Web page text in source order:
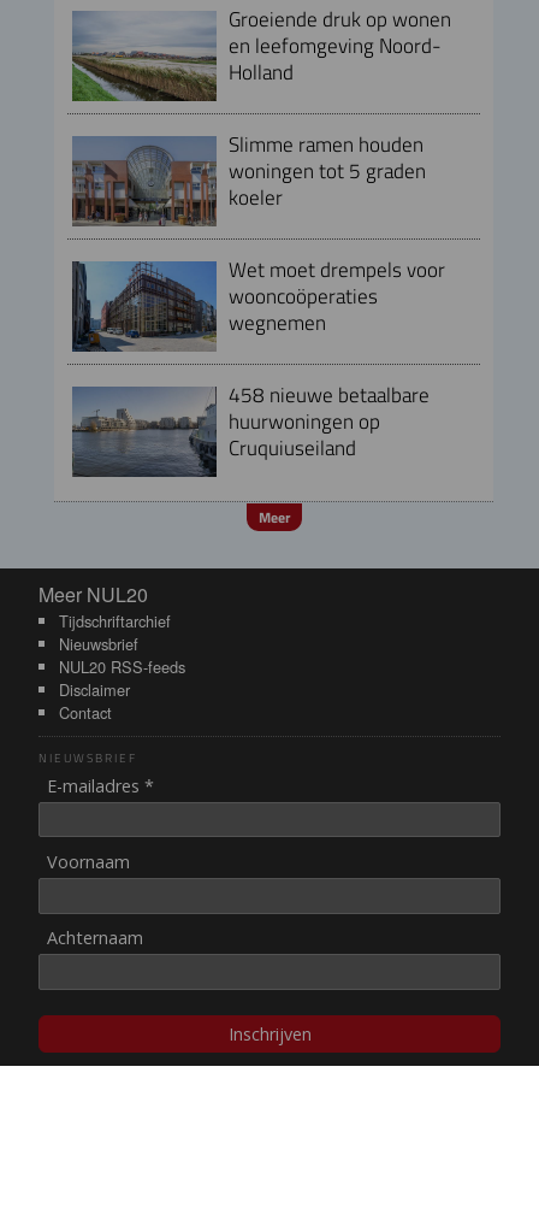
Groeiende druk op wonen
en leefomgeving Noord-
Holland
Slimme ramen houden
woningen tot 5 graden
koeler
Wet moet drempels voor
wooncoöperaties
wegnemen
458 nieuwe betaalbare
huurwoningen op
Cruquiuseiland
Meer
Meer NUL20
Meer NUL20
Tijdschriftarchief
Nieuwsbrief
NUL20 RSS-feeds
Disclaimer
Contact
NIEUWSBRIEF
E-mailadres *
Voornaam
Achternaam
Inschrijven